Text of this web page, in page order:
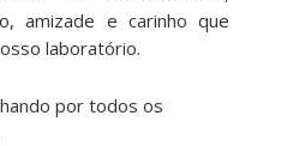
amizade e carinho que
laboratório.
por todos os